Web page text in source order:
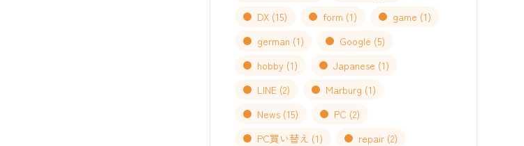
DX(15) form (1) game (1)
german (1) Google (5)
hobby(1) Japanese (1)
LINE(2) Marburg (1)
News(15) PC (2)
PC買い替え (1) repair(2)